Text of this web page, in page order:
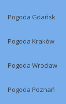
Pogoda Gdańsk
Pogoda Kraków
Pogoda Wrocław
Pogoda Poznań